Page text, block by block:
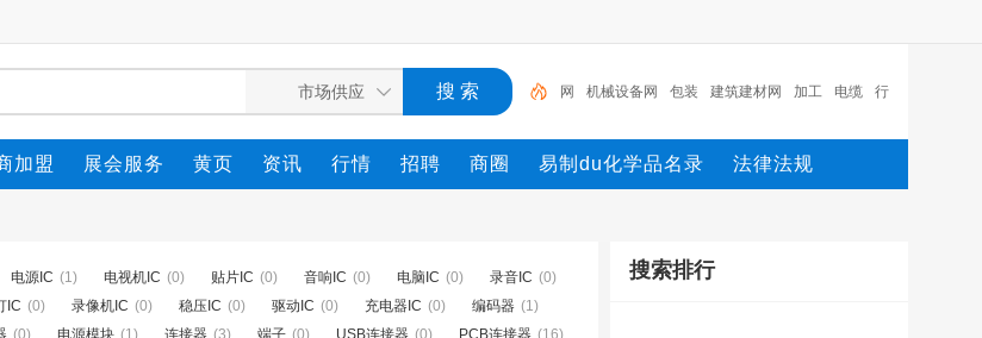
网 机械设备网 包装 建筑建材网 加工 电缆 行
业设备 陶瓷纤维模块 测量 环保设备
加盟 展会服务 黄页 资讯 行情 招聘 商圈 易制du化学品名录 法律法规
电源IC (1) 电视机IC (0) 贴片IC (0) 音响IC (0) 电脑IC (0) 录音IC (0)
IC (0) 录像机IC (0) 稳压IC (0) 驱动IC (0) 充电器IC (0) 编码器 (1)
(0) 电源模块 (1) 连接器 (3) 端子 (0) USB连接器 (0) PCB连接器 (16)
搜索排行